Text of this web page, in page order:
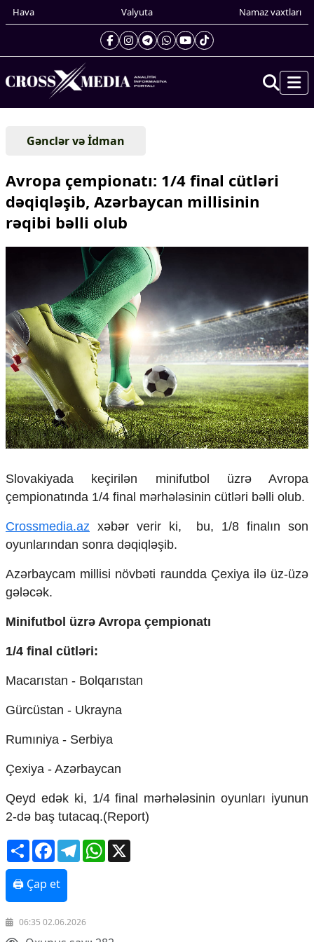
Hava Valyuta Namaz vaxtları
Prezidentin gündəliyi
Gündəm
Xarici xəbərlər
Cənubi Qafqaz
Türk Dünyası
Yaxın Şərq
Avropa
Çarpaz baxış
Təhlil
Siyasi
Geosiyasi
İqtisadi
Sosioloji
Araşdırma
Multimedia
Foto
Video
İnfoqrafika
Podcast
Humanitar
Elm və təhsil
Mədəniyyət
Yüksəliş hekayəsi
Zəfər Diasporu
Ailə və uşaq
İqtisadi xəbərlər
Energetika
Əmək və sosial siyasət
Kənd təsərrüfatı
Hərbi sənaye
Telekommunikasiya və nəqliyyat
COP29
Cəmiyyət
Siyasət
Gənclər və İdman
Avropa çempionatı: 1/4 final cütləri
dəqiqləşib, Azərbaycan millisinin
rəqibi bəlli olub
Slovakiyada keçirilən minifutbol üzrə Avropa
çempionatında 1/4 final mərhələsinin cütləri bəlli olub.
Crossmedia.az xəbər verir ki, bu, 1/8 finalın son
oyunlarından sonra dəqiqləşib.
Azərbaycam millisi növbəti raundda Çexiya ilə üz-üzə
gələcək.
Minifutbol üzrə Avropa çempionatı
1/4 final cütləri:
Macarıstan - Bolqarıstan
Gürcüstan - Ukrayna
Rumıniya - Serbiya
Çexiya - Azərbaycan
Qeyd edək ki, 1/4 final mərhələsinin oyunları iyunun
2-də baş tutacaq.(Report)
ShareFacebookTelegramWhatsApp
🖨 Çap et
06:35 02.06.2026